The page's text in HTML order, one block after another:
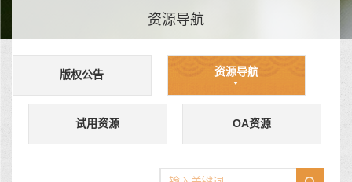
资源导航
版权公告 资源导航
试用资源 OA资源